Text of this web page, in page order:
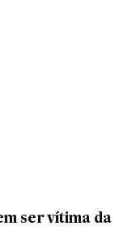
ser vítima da